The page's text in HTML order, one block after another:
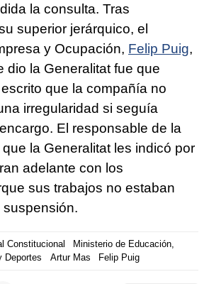
la consulta. Tras
superior jerárquico, el
y Ocupación, Felip Puig,
dio la Generalitat fue que
que la compañía no
irregularidad si seguía
El responsable de la
la Generalitat les indicó por
adelante con los
sus trabajos no estaban
Constitucional
Ministerio de Educación,
Deportes
Artur Mas Felip Puig